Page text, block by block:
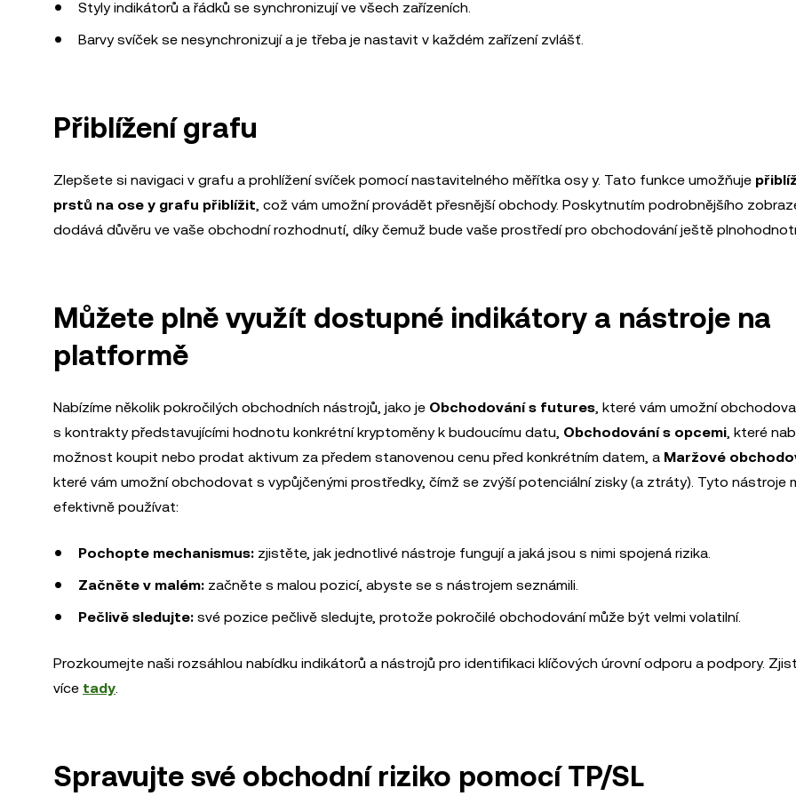
Styly indikátorů a řádků se synchronizují ve všech zařízeních.
Barvy svíček se nesynchronizují a je třeba je nastavit v každém zařízení zvlášť.
Přiblížení grafu
Zlepšete si navigaci v grafu a prohlížení svíček pomocí nastavitelného měřítka osy y. Tato funkce umožňuje
prstů na ose y grafu přiblížit, což vám umožní provádět přesnější obchody. Poskytnutím podrobnějšího
dodává důvěru ve vaše obchodní rozhodnutí, díky čemuž bude vaše prostředí pro obchodování ještě
Můžete plně využít dostupné indikátory a nástroje na
platformě
Nabízíme několik pokročilých obchodních nástrojů, jako je Obchodování s futures, které vám umožní
s kontrakty představujícími hodnotu konkrétní kryptoměny k budoucímu datu, Obchodování s opcemi, které
možnost koupit nebo prodat aktivum za předem stanovenou cenu před konkrétním datem, a Maržové
které vám umožní obchodovat s vypůjčenými prostředky, čímž se zvýší potenciální zisky (a ztráty). Tyto nástroje
efektivně používat:
Pochopte mechanismus: zjistěte, jak jednotlivé nástroje fungují a jaká jsou s nimi spojená rizika.
Začněte v malém: začněte s malou pozicí, abyste se s nástrojem seznámili.
Pečlivě sledujte: své pozice pečlivě sledujte, protože pokročilé obchodování může být velmi volatilní.
Prozkoumejte naši rozsáhlou nabídku indikátorů a nástrojů pro identifikaci klíčových úrovní odporu a podpory.
více tady.
Spravujte své obchodní riziko pomocí TP/SL